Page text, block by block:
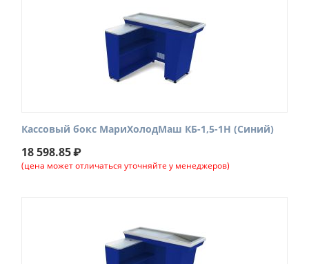
Кассовый бокс МариХолодМаш КБ-1,5-1Н (Синий)
18 598.85₽
(цена может отличаться уточняйте у менеджеров)